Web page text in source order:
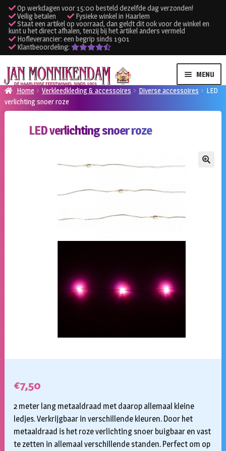
Op werkdagen voor 15:00 besteld dezelfde dag verzonden!
Veilig betalen
Fysieke winkel in Haarlem
Staat een artikel op voorraad, dan geldt dit ook voor de winkel en
kunt u het direct afhalen, tenzij bij het artikel anders vermeld
Hofleverancier: een begrip sinds 1901
Klantbeoordeling:
Ga
door
naar
navigatie
Ga
naar
de
inhoud
MENU
Verhuur kleding
Verhuur apparatuur
Klantenservice
Home Verkleedkleding & accessoires Diverse accessoires
LED
verlichting snoer roze
LED verlichting snoer roze
€7,50
2 meter lang metaaldraad met daarop allemaal kleine
ledjes. Verkrijgbaar in verschillende kleuren. Door het
metaaldraad is het roze verlichting snoer buigbaar en vast
te zetten in allemaal verschillende standen. Perfect om op